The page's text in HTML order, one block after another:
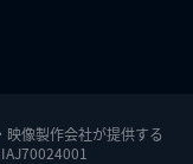
像製作会社が提供する